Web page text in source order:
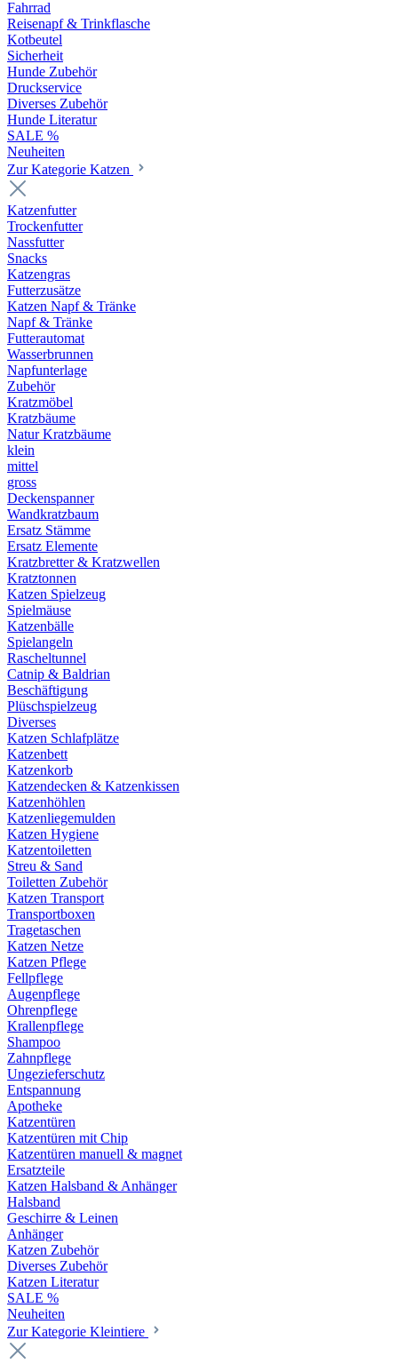
Fahrrad
Reisenapf & Trinkflasche
Kotbeutel
Sicherheit
Hunde Zubehör
Druckservice
Diverses Zubehör
Hunde Literatur
SALE %
Neuheiten
Zur Kategorie Katzen
Katzenfutter
Trockenfutter
Nassfutter
Snacks
Katzengras
Futterzusätze
Katzen Napf & Tränke
Napf & Tränke
Futterautomat
Wasserbrunnen
Napfunterlage
Zubehör
Kratzmöbel
Kratzbäume
Natur Kratzbäume
klein
mittel
gross
Deckenspanner
Wandkratzbaum
Ersatz Stämme
Ersatz Elemente
Kratzbretter & Kratzwellen
Kratztonnen
Katzen Spielzeug
Spielmäuse
Katzenbälle
Spielangeln
Rascheltunnel
Catnip & Baldrian
Beschäftigung
Plüschspielzeug
Diverses
Katzen Schlafplätze
Katzenbett
Katzenkorb
Katzendecken & Katzenkissen
Katzenhöhlen
Katzenliegemulden
Katzen Hygiene
Katzentoiletten
Streu & Sand
Toiletten Zubehör
Katzen Transport
Transportboxen
Tragetaschen
Katzen Netze
Katzen Pflege
Fellpflege
Augenpflege
Ohrenpflege
Krallenpflege
Shampoo
Zahnpflege
Ungezieferschutz
Entspannung
Apotheke
Katzentüren
Katzentüren mit Chip
Katzentüren manuell & magnet
Ersatzteile
Katzen Halsband & Anhänger
Halsband
Geschirre & Leinen
Anhänger
Katzen Zubehör
Diverses Zubehör
Katzen Literatur
SALE %
Neuheiten
Zur Kategorie Kleintiere